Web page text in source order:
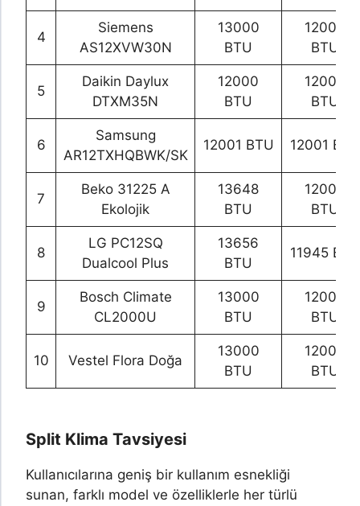
4
Siemens
AS12XVW30N
13000
BTU
12000
BTU
5
Daikin Daylux
DTXM35N
12000
BTU
12000
BTU
6
Samsung
AR12TXHQBWK/SK
12001 BTU 12001 BTU
7
Beko 31225 A
Ekolojik
13648
BTU
12000
BTU
8
LG PC12SQ
Dualcool Plus
13656
BTU
11945 BTU
9
Bosch Climate
CL2000U
13000
BTU
12000
BTU
10 Vestel Flora Doğa
13000
BTU
12000
BTU
Split Klima Tavsiyesi
Kullanıcılarına geniş bir kullanım esnekliği
sunan, farklı model ve özelliklerle her türlü